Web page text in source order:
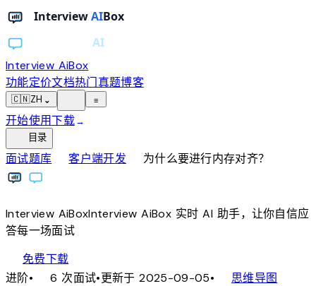
Interview AiBox
功能定价文档热门真题博客
🇨🇳ZH ⌄ ≡
开始使用下载→
目录
面试题库chevron_right客户端开发chevron_right 为什么要进行内存对齐？
Interview AiBoxInterviewAiBox实时 AI 助手，让你自信应
答每一场面试
免费下载
进阶• 6 次面试•更新于 2025-09-05• 思维导图